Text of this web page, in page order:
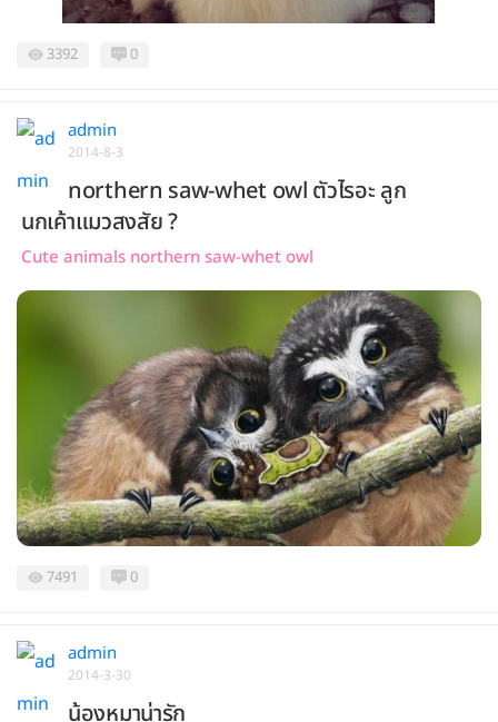
3392 0
admin
2014-8-3
northern saw-whet owl ตัวไรอะ ลูก
นกเค้าแมวสงสัย ?
Cute animals northern saw-whet owl
7491 0
admin
2014-3-30
น้องหมาน่ารัก